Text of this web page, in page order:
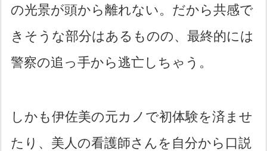
の光景が頭から離れない。だから共感で
きそうな部分はあるものの、最終的には
警察の追っ手から逃亡しちゃう。
しかも伊佐美の元カノで初体験を済ませ
たり、美人の看護師さんを自分から口説